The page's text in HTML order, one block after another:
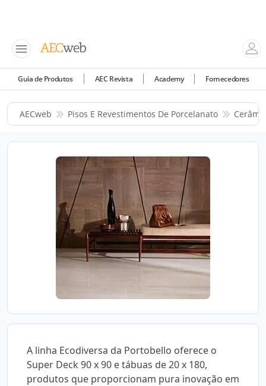
Guia de Produtos AEC Revista Academy Fornecedores
AECweb Pisos E Revestimentos De Porcelanato
A linha Ecodiversa da Portobello oferece o
Super Deck 90 x 90 e tábuas de 20 x 180,
produtos que proporcionam pura inovação em